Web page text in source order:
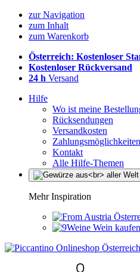
zur Navigation
zum Inhalt
zum Warenkorb
Österreich: Kostenloser
Kostenloser Rückversand
24 h Versand
Hilfe
Wo ist meine
Rücksendungen
Versandkosten
Zahlungsmöglichkeiten
Kontakt
Alle Hilfe-Themen
Mehr Inspiration
Wein